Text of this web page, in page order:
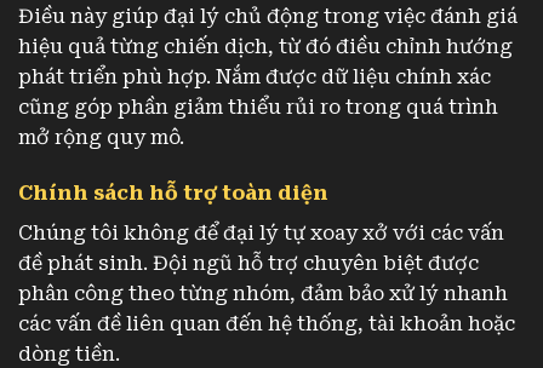
Điều này giúp đại lý chủ động trong việc đánh giá
hiệu quả từng chiến dịch, từ đó điều chỉnh hướng
phát triển phù hợp. Nắm được dữ liệu chính xác
cũng góp phần giảm thiểu rủi ro trong quá trình
mở rộng quy mô.
Chính sách hỗ trợ toàn diện
Chúng tôi không để đại lý tự xoay xở với các vấn
đề phát sinh. Đội ngũ hỗ trợ chuyên biệt được
phân công theo từng nhóm, đảm bảo xử lý nhanh
các vấn đề liên quan đến hệ thống, tài khoản hoặc
dòng tiền.